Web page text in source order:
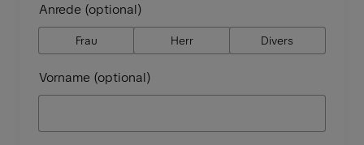
Anrede (optional)
Frau Herr Divers
Vorname (optional)